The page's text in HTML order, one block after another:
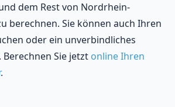
dem Rest von Nordrhein-
berechnen. Sie können auch Ihren
oder ein unverbindliches
Sie jetzt online Ihren
.